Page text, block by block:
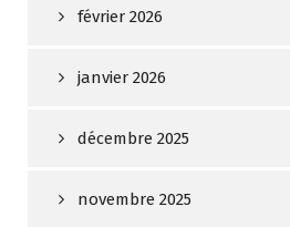
février 2026
janvier 2026
décembre 2025
novembre 2025